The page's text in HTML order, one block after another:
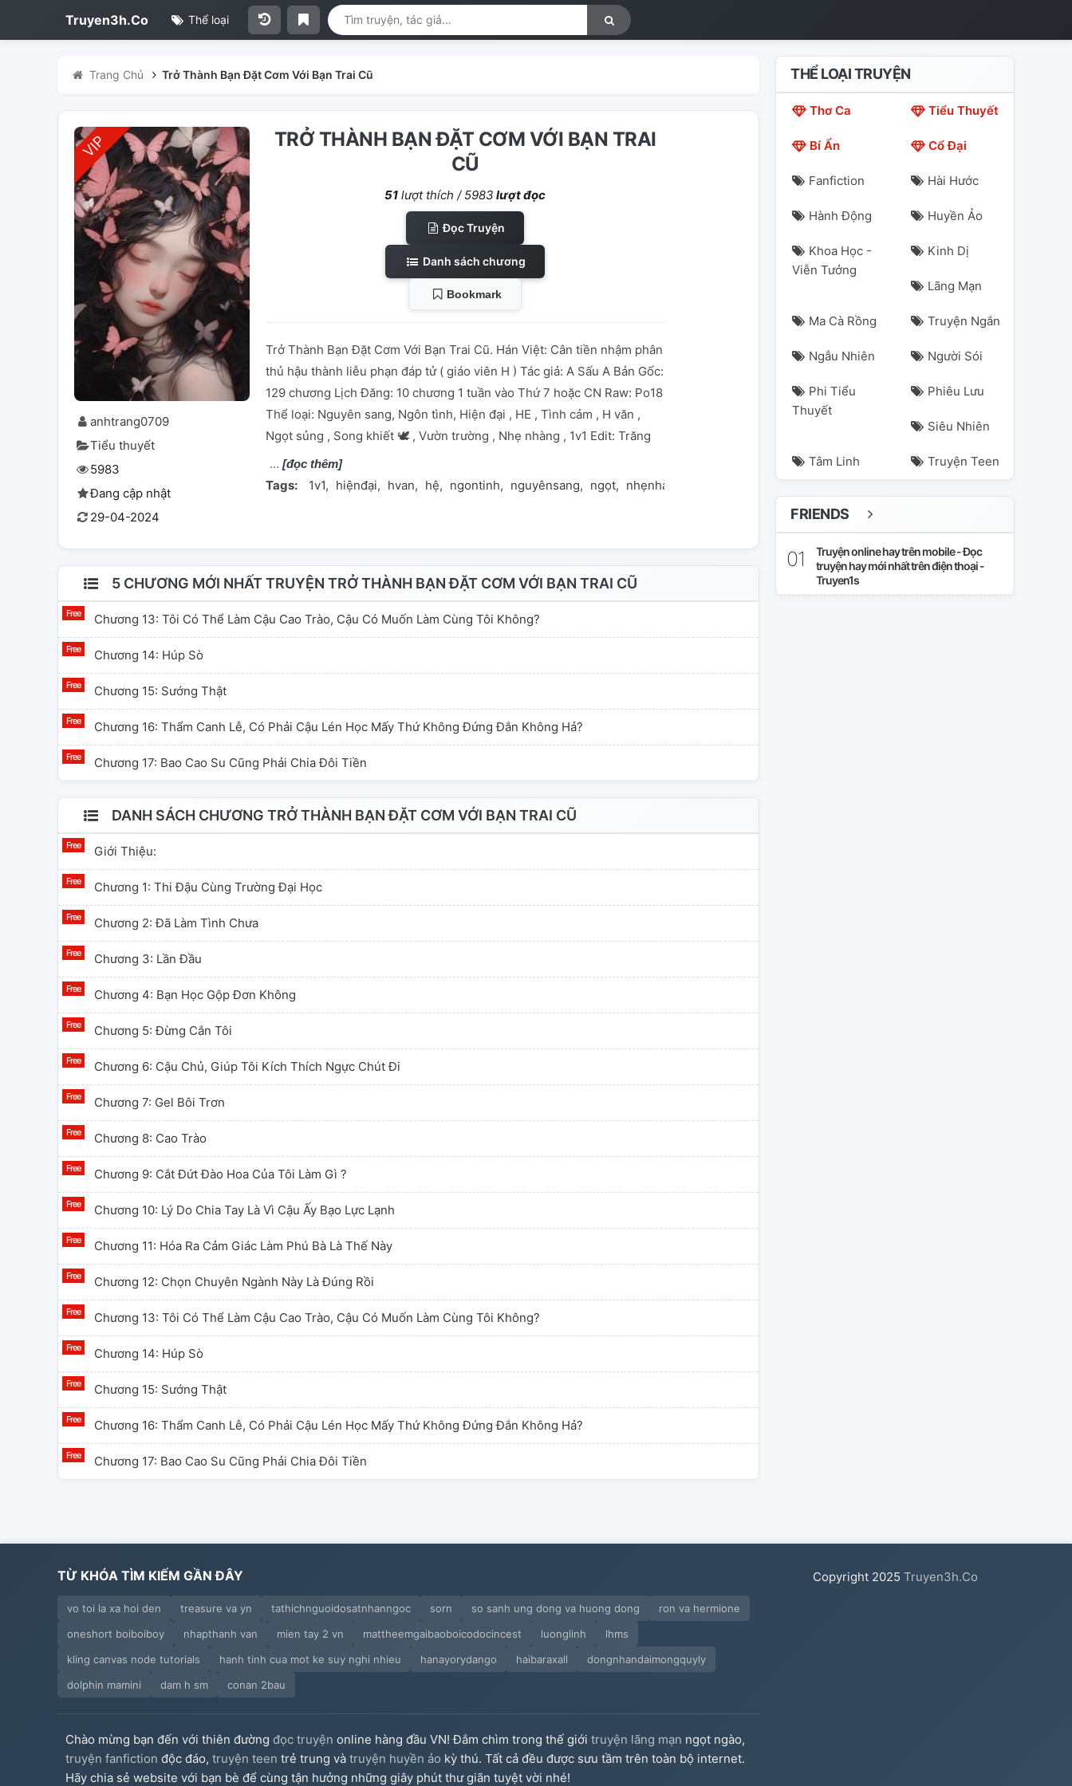
Truyen3h.Co Thể loại
Trang Chủ Trở Thành Bạn Đặt Cơm Với Bạn Trai Cũ
anhtrang0709
Tiểu thuyết
5983
Đang cập nhật
29-04-2024
TRỞ THÀNH BẠN ĐẶT CƠM VỚI BẠN TRAI
CŨ
51 lượt thích / 5983 lượt đọc
Đọc Truyện
Danh sách chương
Bookmark
Trở Thành Bạn Đặt Cơm Với Bạn Trai Cũ. Hán Việt: Cân tiền nhậm phân
thủ hậu thành liễu phạn đáp tử ( giáo viên H ) Tác giả: A Sấu A Bản Gốc:
129 chương Lịch Đăng: 10 chương 1 tuần vào Thứ 7 hoặc CN Raw: Po18
Thể loại: Nguyên sang, Ngôn tình, Hiện đại , HE , Tình cảm , H văn ,
Ngọt sủng , Song khiết 🕊️ , Vườn trường , Nhẹ nhàng , 1v1 Edit: Trăng
[đọc thêm]
Tags: 1v1 hiệnđại hvan hệ ngontinh nguyênsang ngọt nhẹnhàng
5 CHƯƠNG MỚI NHẤT TRUYỆN TRỞ THÀNH BẠN ĐẶT CƠM VỚI BẠN TRAI CŨ
Chương 13: Tôi Có Thể Làm Cậu Cao Trào, Cậu Có Muốn Làm Cùng Tôi Không?
Chương 14: Húp Sò
Chương 15: Sướng Thật
Chương 16: Thẩm Canh Lễ, Có Phải Cậu Lén Học Mấy Thứ Không Đứng Đắn Không Hả?
Chương 17: Bao Cao Su Cũng Phải Chia Đôi Tiền
DANH SÁCH CHƯƠNG TRỞ THÀNH BẠN ĐẶT CƠM VỚI BẠN TRAI CŨ
Giới Thiệu:
Chương 1: Thi Đậu Cùng Trường Đại Học
Chương 2: Đã Làm Tình Chưa
Chương 3: Lần Đầu
Chương 4: Bạn Học Gộp Đơn Không
Chương 5: Đừng Cắn Tôi
Chương 6: Cậu Chủ, Giúp Tôi Kích Thích Ngực Chút Đi
Chương 7: Gel Bôi Trơn
Chương 8: Cao Trào
Chương 9: Cắt Đứt Đào Hoa Của Tôi Làm Gì ?
Chương 10: Lý Do Chia Tay Là Vì Cậu Ấy Bạo Lực Lạnh
Chương 11: Hóa Ra Cảm Giác Làm Phú Bà Là Thế Này
Chương 12: Chọn Chuyên Ngành Này Là Đúng Rồi
Chương 13: Tôi Có Thể Làm Cậu Cao Trào, Cậu Có Muốn Làm Cùng Tôi Không?
Chương 14: Húp Sò
Chương 15: Sướng Thật
Chương 16: Thẩm Canh Lễ, Có Phải Cậu Lén Học Mấy Thứ Không Đứng Đắn Không Hả?
Chương 17: Bao Cao Su Cũng Phải Chia Đôi Tiền
THỂ LOẠI TRUYỆN
Thơ Ca Tiểu Thuyết
Bí Ẩn Cổ Đại
Fanfiction Hài Hước
Hành Động Huyền Ảo
Khoa Học -
Viễn Tưởng
Kinh Dị
Lãng Mạn
Ma Cà Rồng Truyện Ngắn
Ngẫu Nhiên Người Sói
Phi Tiểu
Thuyết
Phiêu Lưu
Siêu Nhiên
Tâm Linh Truyện Teen
FRIENDS
Truyện online hay trên mobile - Đọc
truyện hay mới nhất trên điện thoại -
Truyen1s
TỪ KHÓA TÌM KIẾM GẦN ĐÂY
vo toi la xa hoi den treasure va yn tathichnguoidosatnhanngoc sorn so sanh ung dong va huong dong
ron va hermione
oneshort boiboiboy
nhapthanh van mien tay 2 vn mattheemgaibaoboicodocincest luonglinh
lhms
kling canvas node tutorials
hanh tinh cua mot ke suy nghi nhieu hanayorydango haibaraxall
dongnhandaimongquyly
dolphin mamini
dam h sm conan 2bau
Chào mừng bạn đến với thiên đường đọc truyện online hàng đầu VN! Đắm chìm trong thế giới truyện lãng mạn ngọt ngào,
truyện fanfiction độc đáo, truyện teen trẻ trung và truyện huyền ảo kỳ thú. Tất cả đều được sưu tầm trên toàn bộ internet.
Hãy chia sẻ website với bạn bè để cùng tận hưởng những giây phút thư giãn tuyệt vời nhé!
Copyright 2025 Truyen3h.Co